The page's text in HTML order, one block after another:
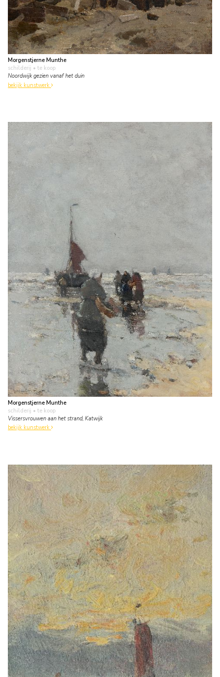
Morgenstjerne Munthe
schilderij • te koop
Noordwijk gezien vanaf het duin
bekijk kunstwerk
Morgenstjerne Munthe
schilderij • te koop
Vissersvrouwen aan het strand, Katwijk
bekijk kunstwerk